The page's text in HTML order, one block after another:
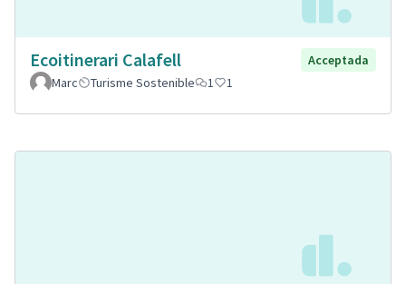
Ecoitinerari Calafell
Acceptada
Marc
Turisme Sostenible 1 1